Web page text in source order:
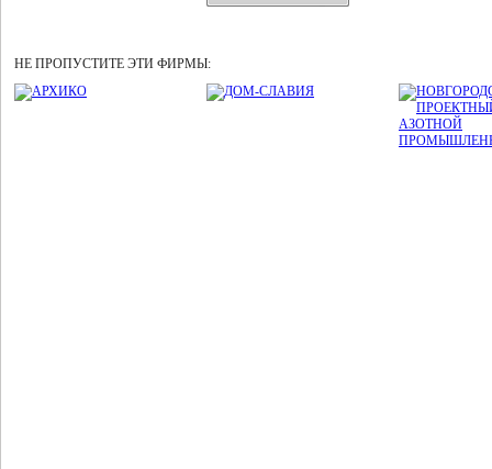
НЕ ПРОПУСТИТЕ ЭТИ ФИРМЫ: